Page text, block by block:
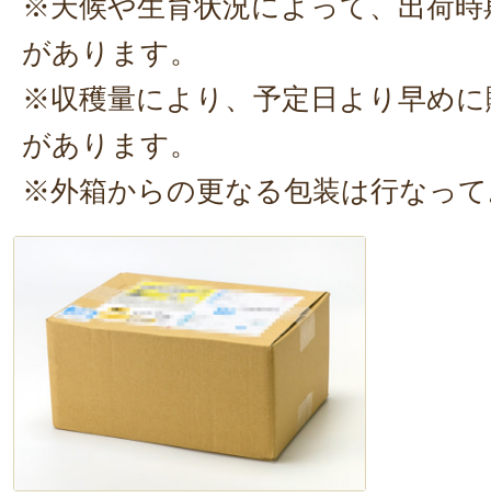
活躍しますよ。
※天候や生育状況によって、出荷
があります。
※収穫量により、予定日より早め
があります。
※外箱からの更なる包装は行なっ